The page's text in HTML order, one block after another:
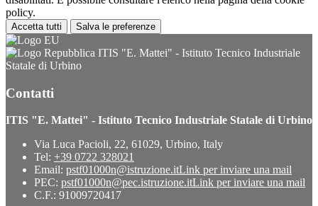
policy.
Accetta tutti Salva le preferenze
ITIS "E. Mattei" - Istituto Tecnico Industriale
Statale di Urbino
Contatti
ITIS "E. Mattei" - Istituto Tecnico Industriale Statale di Urbino
Via Luca Pacioli, 22, 61029, Urbino, Italy
Tel: +39 0722 328021
Email: pstf01000n@istruzione.itLink per inviare una mail
PEC: pstf01000n@pec.istruzione.itLink per inviare una mail
C.F.: 91009720417